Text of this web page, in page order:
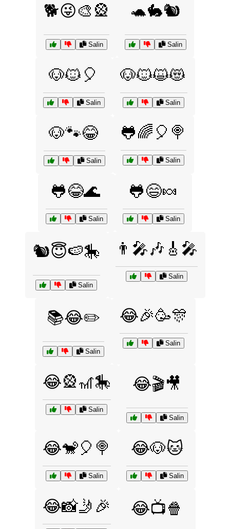
🐕😜🎨🎡
Salin
🐢🐇🐿️
Salin
🐶🐱🎈
Salin
🐶🐱😺😻
Salin
🐶🐾😂
Salin
🐸🌈🎈🍭
Salin
🐸😂🌊
Salin
🐸😄🍬
Salin
🐿️😇🍉🎠
Salin
👨‍🎤🎶🎸🎤
Salin
📚😂✏️
Salin
😂🎉🥳🎊
Salin
😂🎡🎢🎠
Salin
😂🎬🎥
Salin
😂🐒🎈🍭
Salin
😂🐶🐱
Salin
😂📸🤳🎉 😂📺🍿